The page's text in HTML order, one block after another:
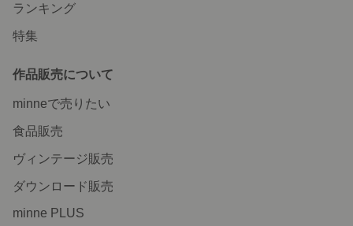
ランキング
特集
作品販売について
minneで売りたい
食品販売
ヴィンテージ販売
ダウンロード販売
minne PLUS